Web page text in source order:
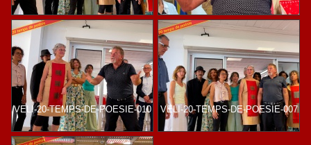
VELI-20-TEMPS-DE-POESIE-010 VELI-20-TEMPS-DE-POESIE-007